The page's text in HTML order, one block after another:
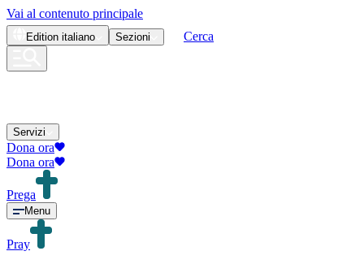
Vai al contenuto principale
Edition italiano Sezioni Cerca
Servizi
Dona ora
Dona ora
Prega
Menu
Pray